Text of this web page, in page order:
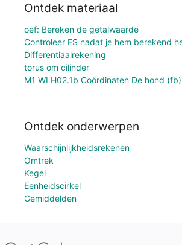
Ontdek materiaal
oef: Bereken de getalwaarde
Controleer ES nadat je hem berekend
Differentiaalrekening
torus om cilinder
M1 WI H02.1b Coördinaten De hond (fb)
Ontdek onderwerpen
Waarschijnlijkheidsrekenen
Omtrek
Kegel
Eenheidscirkel
Gemiddelden